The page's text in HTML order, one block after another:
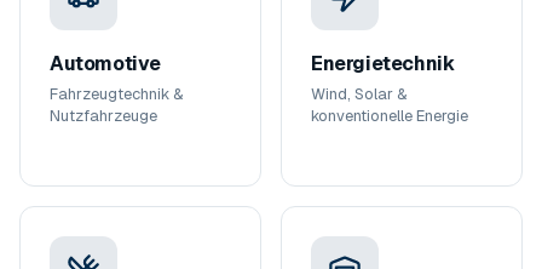
Automotive
Fahrzeugtechnik &
Nutzfahrzeuge
Energietechnik
Wind, Solar &
konventionelle Energie